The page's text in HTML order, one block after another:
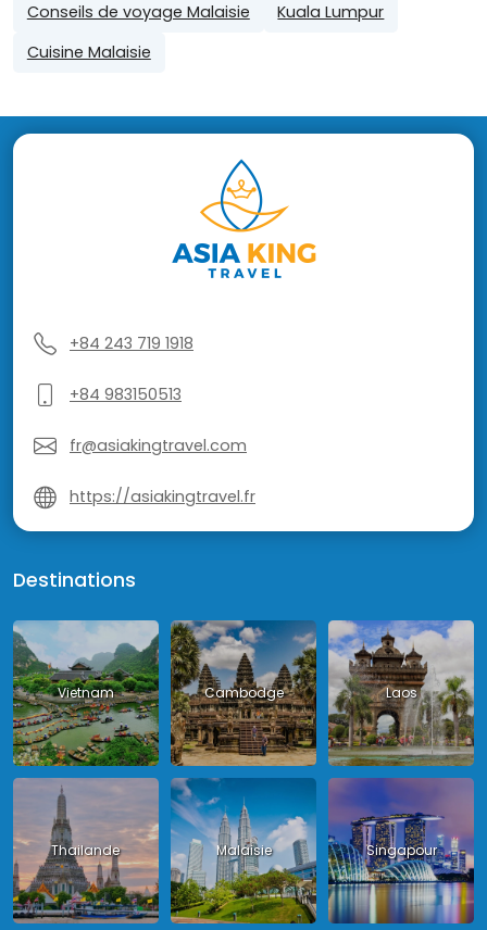
Conseils de voyage Malaisie
Kuala Lumpur
Cuisine Malaisie
+84 243 719 1918
+84 983150513
fr@asiakingtravel.com
https://asiakingtravel.fr
Destinations
Vietnam Cambodge Laos
Thailande Malaisie Singapour